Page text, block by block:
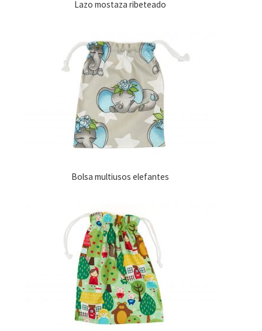
Lazo mostaza ribeteado
Bolsa multiusos elefantes